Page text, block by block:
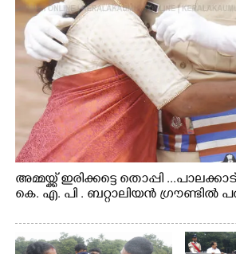
അമ്മയ്ക്ക് ഇരിക്കട്ടെ തൊപ്പി
കെ. എ. പി . ബറ്റാലിയൻ ഗ്രൗണ്ടിൽ